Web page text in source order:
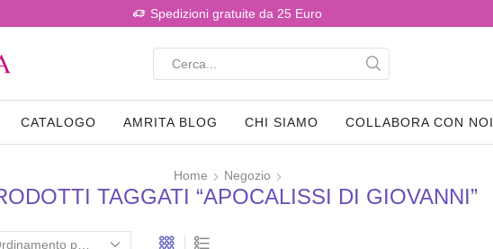
Spedizioni gratuite da 25 Euro
CATALOGO AMRITA BLOG CHI SIAMO COLLABORA CON NOI
Home Negozio
TAGGATI “APOCALISSI DI GIOVANNI”